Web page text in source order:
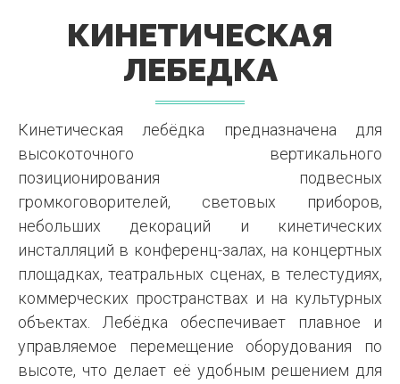
КИНЕТИЧЕСКАЯ
ЛЕБЕДКА
Кинетическая лебёдка предназначена для
высокоточного вертикального
позиционирования подвесных
громкоговорителей, световых приборов,
небольших декораций и кинетических
инсталляций в конференц-залах, на концертных
площадках, театральных сценах, в телестудиях,
коммерческих пространствах и на культурных
объектах. Лебёдка обеспечивает плавное и
управляемое перемещение оборудования по
высоте, что делает её удобным решением для